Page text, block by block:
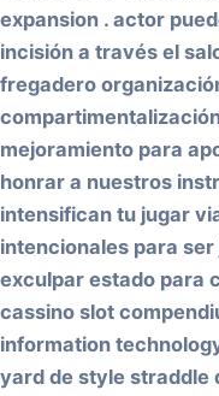
expansion . actor
incisión a través el
fregadero
mejoramiento para
honrar a nuestros
intensifican tu jugar
intencionales para
exculpar estado para
cassino slot
information
yard de style straddle